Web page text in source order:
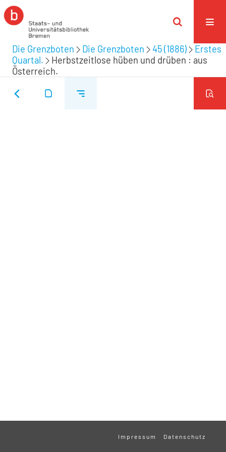
Die Grenzboten Die Grenzboten 45 (1886)
Erstes
Quartal.
Herbstzeitlose hüben und drüben : aus
Österreich.
Impressum Datenschutz